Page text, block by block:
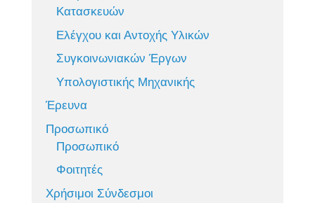
Κατασκευών
Ελέγχου και Αντοχής Υλικών
Συγκοινωνιακών Έργων
Υπολογιστικής Μηχανικής
Έρευνα
Προσωπικό
Προσωπικό
Φοιτητές
Χρήσιμοι Σύνδεσμοι